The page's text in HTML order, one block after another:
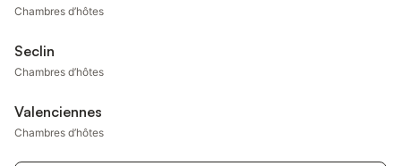
Chambres d’hôtes
Seclin
Chambres d’hôtes
Valenciennes
Chambres d’hôtes